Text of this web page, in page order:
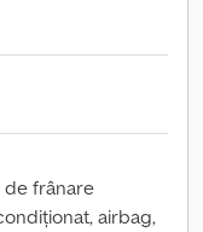
de frânare
airbag,